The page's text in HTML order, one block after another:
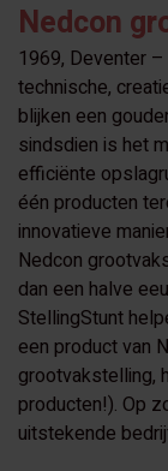
Nedcon
1969, Deventer
technische,
blijken een
sindsdien is het
efficiënte
één producten
innovatieve
Nedcon
dan een halve
StellingStunt
een product van
grootvakstelling,
producten!). Op
uitstekende